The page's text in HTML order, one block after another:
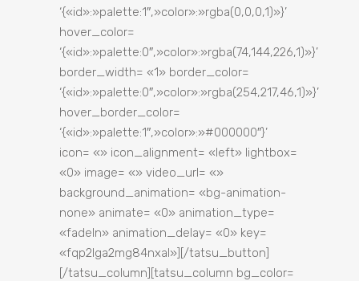
‘{«id»:»palette:1″,»color»:»rgba(0,0,0,1)»}’
hover_color=
‘{«id»:»palette:0″,»color»:»rgba(74,144,226,1)»}’
border_width= «1» border_color=
‘{«id»:»palette:0″,»color»:»rgba(254,217,46,1)»}’
hover_border_color=
‘{«id»:»palette:1″,»color»:»#000000″}’
icon= «» icon_alignment= «left» lightbox=
«0» image= «» video_url= «»
background_animation= «bg-animation-
none» animate= «0» animation_type=
«fadeIn» animation_delay= «0» key=
«fqp2lga2mg84nxal»][/tatsu_button]
[/tatsu_column][tatsu_column bg_color=